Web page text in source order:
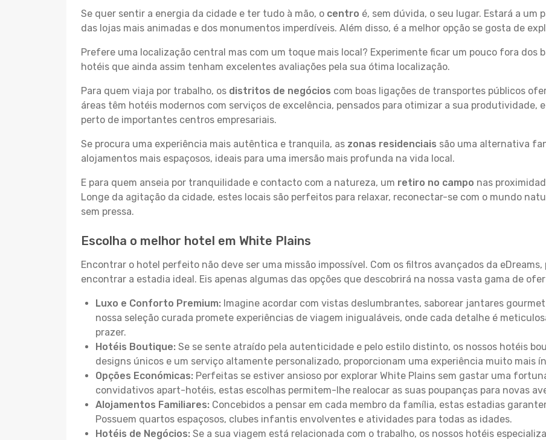
Se quer sentir a energia da cidade e ter tudo à mão, o centro é, sem dúvida, o seu lugar. Estará a
das lojas mais animadas e dos monumentos imperdíveis. Além disso, é a melhor opção se gosta de
Prefere uma localização central mas com um toque mais local? Experimente ficar um pouco fora dos
hotéis que ainda assim tenham excelentes avaliações pela sua ótima localização.
Para quem viaja por trabalho, os distritos de negócios com boas ligações de transportes públicos
áreas têm hotéis modernos com serviços de excelência, pensados para otimizar a sua produtividade,
perto de importantes centros empresariais.
Se procura uma experiência mais autêntica e tranquila, as zonas residenciais são uma alternativa
alojamentos mais espaçosos, ideais para uma imersão mais profunda na vida local.
E para quem anseia por tranquilidade e contacto com a natureza, um retiro no campo nas
Longe da agitação da cidade, estes locais são perfeitos para relaxar, reconectar-se com o mundo
sem pressa.
Escolha o melhor hotel em White Plains
Encontrar o hotel perfeito não deve ser uma missão impossível. Com os filtros avançados da
encontrar a estadia ideal. Eis apenas algumas das opções que descobrirá na nossa vasta gama de
Luxo e Conforto Premium: Imagine acordar com vistas deslumbrantes, saborear jantares
nossa seleção curada promete experiências de viagem inigualáveis, onde cada detalhe é
prazer.
Hotéis Boutique: Se se sente atraído pela autenticidade e pelo estilo distinto, os nossos hotéis
designs únicos e um serviço altamente personalizado, proporcionam uma experiência muito mais
Opções Económicas: Perfeitas se estiver ansioso por explorar White Plains sem gastar uma
convidativos apart-hotéis, estas escolhas permitem-lhe realocar as suas poupanças para novas
Alojamentos Familiares: Concebidos a pensar em cada membro da família, estas estadias
Possuem quartos espaçosos, clubes infantis envolventes e atividades para todas as idades.
Hotéis de Negócios: Se a sua viagem está relacionada com o trabalho, os nossos hotéis